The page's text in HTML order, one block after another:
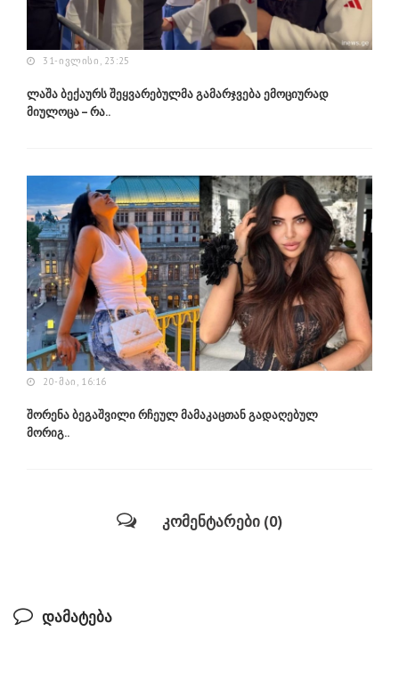
31-ᲘᲕᲚᲘᲡᲘ, 23:25
ლაშა ბექაურს შეყვარებულმა გამარჯვება ემოციურად
მიულოცა – რა..
20-ᲛᲐᲘ, 16:16
შორენა ბეგაშვილი რჩეულ მამაკაცთან გადაღებულ
მორიგ..
კომენტარები (0)
დამატება